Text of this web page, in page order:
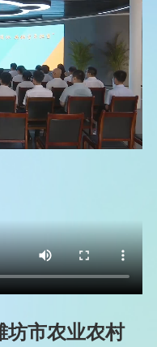
坊市农业农村